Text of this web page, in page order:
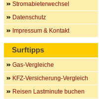
Stromabieterwechsel
Datenschutz
Impressum & Kontakt
Surftipps
Gas-Vergleiche
KFZ-Versicherung-Vergleich
Reisen Lastminute buchen